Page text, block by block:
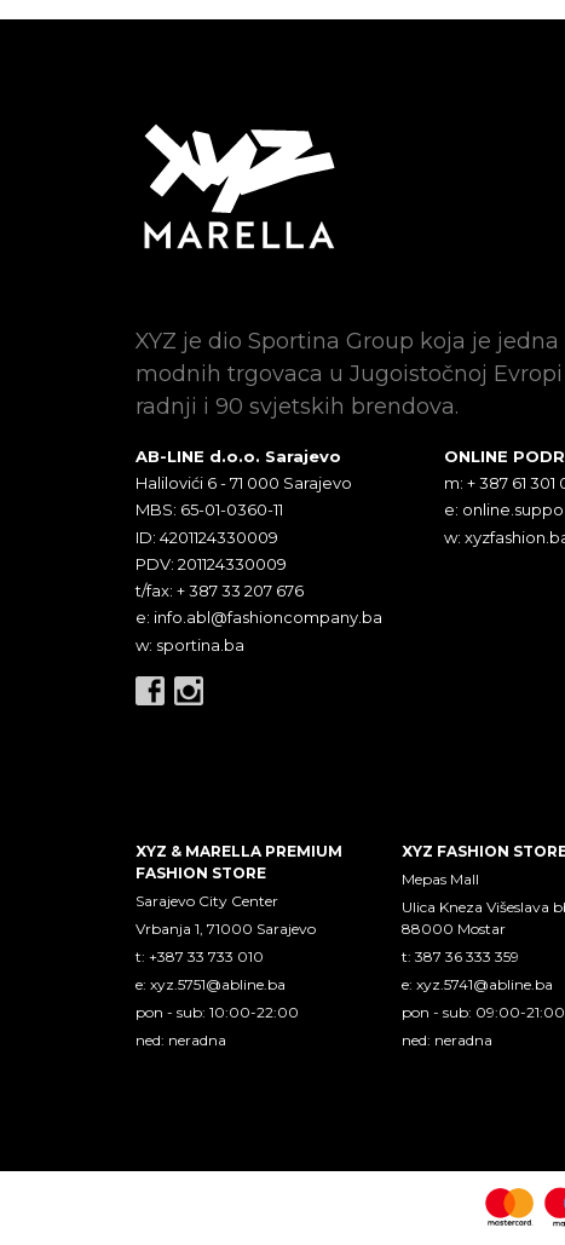
XYZ je dio Sportina Group koja je
modnih trgovaca u Jugoistočnoj
radnji i 90 svjetskih brendova.
AB-LINE d.o.o. Sarajevo
Halilovići 6 - 71 000 Sarajevo
MBS: 65-01-0360-11
ID: 4201124330009
PDV: 201124330009
t/fax: + 387 33 207 676
e: info.abl@fashioncompany.ba
w: sportina.ba
ONLINE
m: + 387 61 301
e:
w:
XYZ & MARELLA PREMIUM
FASHION STORE
Sarajevo City Center
Vrbanja 1, 71000 Sarajevo
t: +387 33 733 010
e: xyz.5751@abline.ba
pon - sub: 10:00-22:00
ned: neradna
XYZ FASHION
Mepas Mall
Ulica Kneza Višeslava
88000 Mostar
t: 387 36 333 359
e:xyz.5741@abline.ba
pon - sub: 09:00-21:00
ned: neradna